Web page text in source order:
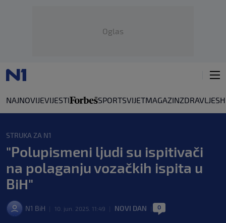
Oglas
NAJNOVIJEVIJESTI SPORTSVIJETMAGAZINZDRAVLJE
STRUKA ZA N1
"Polupismeni ljudi su ispitivači
na polaganju vozačkih ispita u
BiH"
N1 BiH 10. jun. 2025. 11:49 NOVI DAN 0